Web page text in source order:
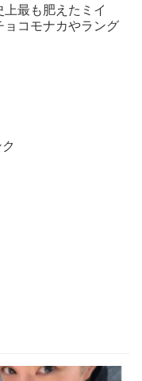
上最も肥えたミイ
コモナカやラング